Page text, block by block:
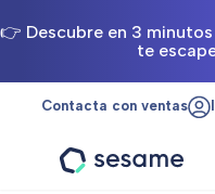
👉 Descubre en 3
te
Contacta con ventas